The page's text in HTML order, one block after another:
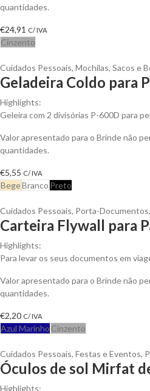
quantidades.
€24,91 C/ IVA
Cinzento
Cuidados Pessoais, Mochilas, Sacos e
Geladeira Coldo para
Highlights:
Geleira com 2 divisórias P-600D para
Valor apresentado para o Brinde não
quantidades.
€5,55 C/ IVA
BegeBranco Preto
Cuidados Pessoais, Porta-Documentos,
Carteira Flywall para
Highlights:
Para levar os seus documentos em
Valor apresentado para o Brinde não
quantidades.
€2,20 C/ IVA
Azul Marinho Cinzento
Cuidados Pessoais, Festas e Eventos,
Óculos de sol Mirfat
Highlights: